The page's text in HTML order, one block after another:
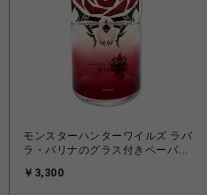
モンスターハンターワイルズ ラバ
ラ・バリナのグラス付きペーパー
￥3,300